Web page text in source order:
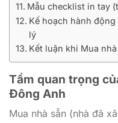
Mẫu checklist in tay
Kế hoạch hành
lý
Kết luận khi Mua
Tầm quan trọng
Đông Anh
Mua nhà sẵn (nhà đã